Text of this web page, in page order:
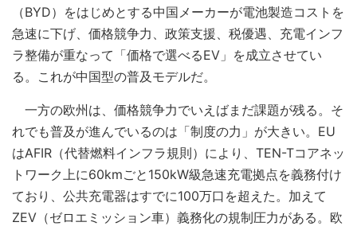
（BYD）をはじめとする中国メーカーが電池製造コストを
急速に下げ、価格競争力、政策支援、税優遇、充電インフ
ラ整備が重なって「価格で選べるEV」を成立させてい
る。これが中国型の普及モデルだ。
一方の欧州は、価格競争力でいえばまだ課題が残る。そ
れでも普及が進んでいるのは「制度の力」が大きい。EU
はAFIR（代替燃料インフラ規則）により、TEN-Tコアネッ
トワーク上に60kmごと150kW級急速充電拠点を義務付け
ており、公共充電器はすでに100万口を超えた。加えて
ZEV（ゼロエミッション車）義務化の規制圧力がある。欧